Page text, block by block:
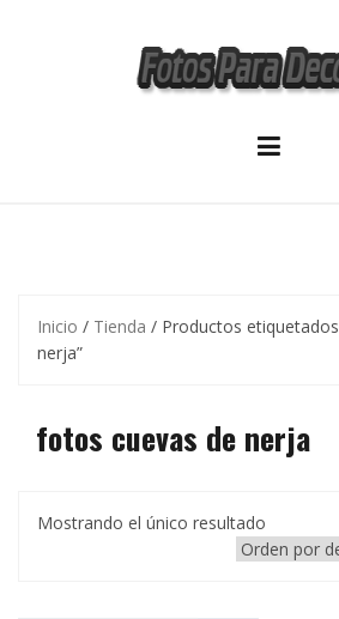
Inicio / Tienda / Productos
nerja”
fotos cuevas de nerja
Mostrando el único resultado